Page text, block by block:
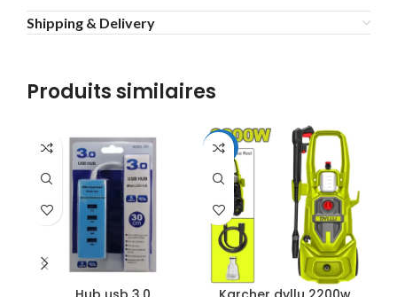
Shipping & Delivery
Produits similaires
-12%